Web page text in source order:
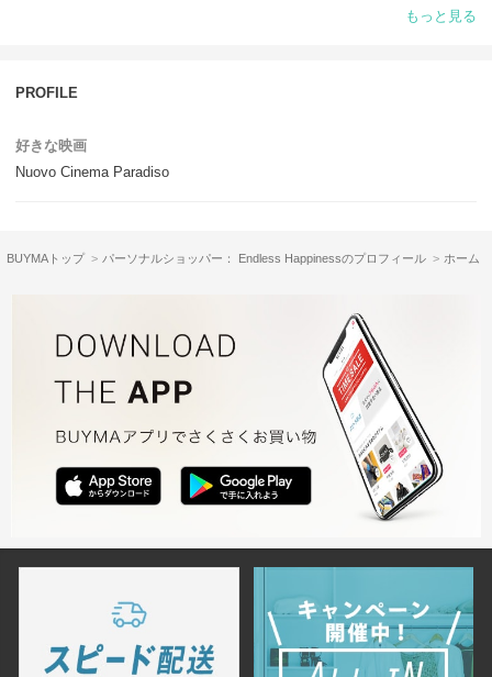
★新型コロナウィルスの蔓延により海外からの配送に遅延が生じる場合
い。
★★★全品送料・関税込みの正規品です。
もっと見る
PROFILE
好きな映画
Nuovo Cinema Paradiso
BUYMAトップ パーソナルショッパー： Endless Happinessのプロフィール ホーム